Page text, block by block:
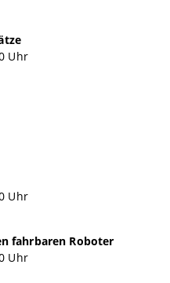
Uhr
Uhr
fahrbaren Roboter
Uhr